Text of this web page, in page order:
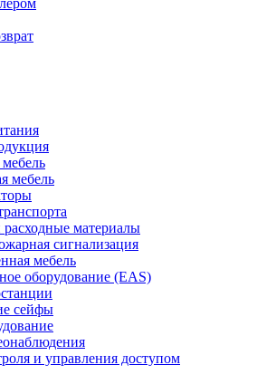
мебель
материалы
сигнализация
мебель
оборудование (EAS)
сейфы
и управления доступом